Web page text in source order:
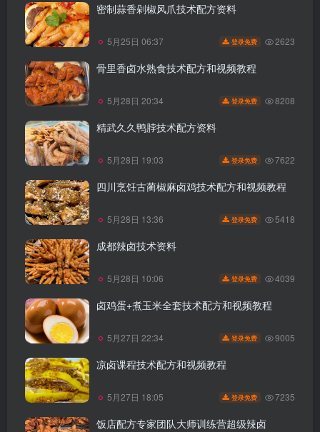
密制蒜香剁椒风爪技术配方资料
5月25日 06:37 登录免费 2623
骨里香卤水熟食技术配方和视频教程
5月28日 20:34 登录免费 8208
精武久久鸭脖技术配方资料
5月28日 19:03 登录免费 7622
四川烹饪古蔺椒麻卤鸡技术配方和视频教程
5月28日 13:36 登录免费 5418
成都辣卤技术资料
5月28日 10:06 登录免费 4039
卤鸡蛋+煮玉米全套技术配方和视频教程
5月27日 22:34 登录免费 9005
凉卤课程技术配方和视频教程
5月27日 18:05 登录免费 7235
饭店配方专家团队大师训练营超级辣卤